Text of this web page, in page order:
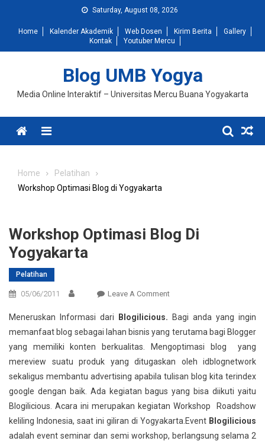
content
Saturday, August 08, 2026
Home Kalender Akademik Web Dosen Kirim Berita
Gallery
Kontak
Youtuber Mercu
Blog UMB Yogya
Media Online Interaktif – Universitas Mercu Buana Yogyakarta
Menu
Home
Pelatihan
Workshop Optimasi Blog di Yogyakarta
Workshop Optimasi Blog Di
Yogyakarta
Pelatihan
05/06/2011 Leave A CommentOn
Optimasi
Blog
Di
Yogyakarta
Meneruskan Informasi dari Blogilicious.
Bagi anda yang ingin
memanfaat blog sebagai lahan bisnis yang terutama bagi Blogger
yang memiliki konten berkualitas. Mengoptimasi blog yang
mereview suatu produk yang ditugaskan oleh idblognetwork
sekaligus membantu advertising apabila tulisan blog kita terindex
google dengan baik. Ada kegiatan bagus yang bisa diikuti yaitu
Blogilicious. Acara ini merupakan kegiatan Workshop Roadshow
keliling Indonesia, saat ini giliran di Yogyakarta. Event Blogilicious
adalah event seminar dan semi workshop, berlangsung selama 2